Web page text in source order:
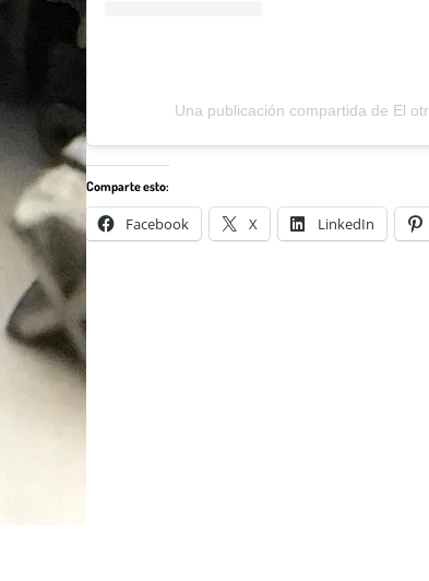
Una publicación compartida de El
Comparte esto:
Facebook X LinkedIn